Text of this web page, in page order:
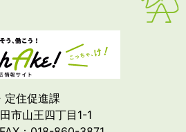
定住促進課
市山王四丁目1-1